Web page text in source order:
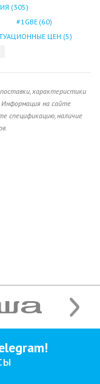
(305)
1GBE (60)
ЦЕН (5)
характеристики
Информация на сайте
спецификацию, наличие